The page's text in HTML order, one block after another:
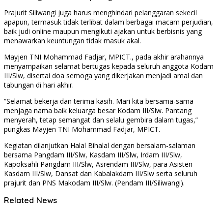
Prajurit Siliwangi juga harus menghindari pelanggaran sekecil
apapun, termasuk tidak terlibat dalam berbagai macam perjudian,
baik judi online maupun mengikuti ajakan untuk berbisnis yang
menawarkan keuntungan tidak masuk akal.
Mayjen TNI Mohammad Fadjar, MPICT., pada akhir arahannya
menyampaikan selamat bertugas kepada seluruh anggota Kodam
III/Slw, disertai doa semoga yang dikerjakan menjadi amal dan
tabungan di hari akhir.
“Selamat bekerja dan terima kasih. Mari kita bersama-sama
menjaga nama baik keluarga besar Kodam III/Slw. Pantang
menyerah, tetap semangat dan selalu gembira dalam tugas,”
pungkas Mayjen TNI Mohammad Fadjar, MPICT.
Kegiatan dilanjutkan Halal Bihalal dengan bersalam-salaman
bersama Pangdam III/Slw, Kasdam III/Slw, Irdam III/Slw,
Kapoksahli Pangdam III/Slw, Asrendam III/Slw, para Asisten
Kasdam III/Slw, Dansat dan Kabalakdam III/Slw serta seluruh
prajurit dan PNS Makodam III/Slw. (Pendam III/Siliwangi).
Related News